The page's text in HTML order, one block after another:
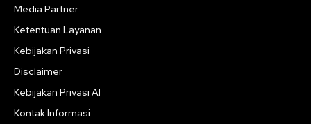
Media Partner
Ketentuan Layanan
Kebijakan Privasi
Disclaimer
Kebijakan Privasi AI
Kontak Informasi